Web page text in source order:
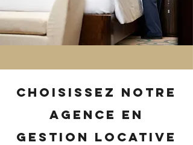
Choisissez notre
agence en
gestion locative